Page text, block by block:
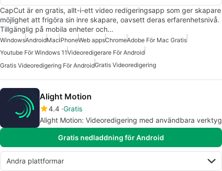
CapCut är en gratis, allt-i-ett video redigeringsapp som ger skapare
möjlighet att frigöra sin inre skapare, oavsett deras erfarenhetsnivå.
Tillgänglig på mobila enheter och…
WindowsAndroidMaciPhoneWeb appsChromeAdobe För Mac Gratis
Youtube För Windows 11Videoredigerare För Android
Gratis Videoredigering För AndroidGratis Videoredigering
Alight Motion
4.4 Gratis
Alight Motion: Videoredigering med användbara verktyg
Gratis nedladdning för Android
Andra plattformar